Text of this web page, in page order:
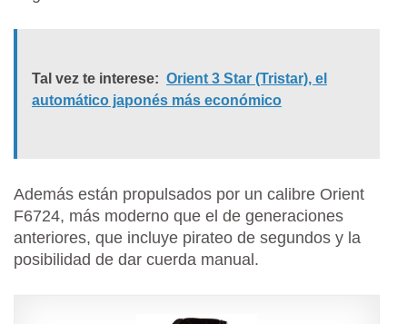
Tal vez te interese: Orient 3 Star (Tristar), el
automático japonés más económico
Además están propulsados por un calibre Orient
F6724, más moderno que el de generaciones
anteriores, que incluye pirateo de segundos y la
posibilidad de dar cuerda manual.